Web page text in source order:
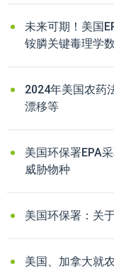
未来可期！美国
铵膦关键毒理学
2024年美国农药
漂移等
美国环保署EPA
威胁物种
美国环保署：关
美国、加拿大就